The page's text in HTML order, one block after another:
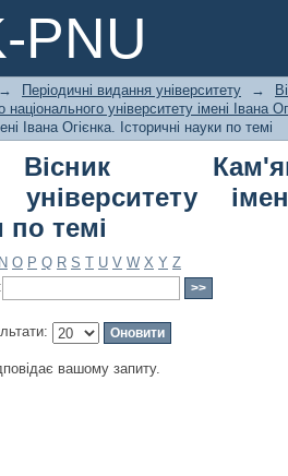
PNU
Кам'янець-
науки по
→ Періодичні видання університету →
університету імені Івана
Івана Огієнка. Історичні науки по темі
університету
по темі
N O P Q R S T U V W X Y Z
вашому запиту.